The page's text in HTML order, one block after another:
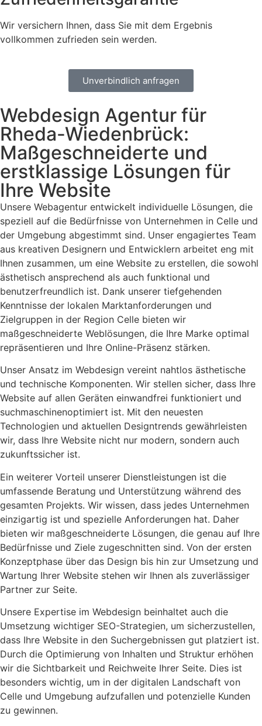
Wir versichern Ihnen, dass Sie mit dem Ergebnis
vollkommen zufrieden sein werden.
Unverbindlich anfragen
Webdesign Agentur für
Rheda-Wiedenbrück:
Maßgeschneiderte und
erstklassige Lösungen für
Ihre Website
Unsere Webagentur entwickelt individuelle Lösungen, die
speziell auf die Bedürfnisse von Unternehmen in Celle und
der Umgebung abgestimmt sind. Unser engagiertes Team
aus kreativen Designern und Entwicklern arbeitet eng mit
Ihnen zusammen, um eine Website zu erstellen, die sowohl
ästhetisch ansprechend als auch funktional und
benutzerfreundlich ist. Dank unserer tiefgehenden
Kenntnisse der lokalen Marktanforderungen und
Zielgruppen in der Region Celle bieten wir
maßgeschneiderte Weblösungen, die Ihre Marke optimal
repräsentieren und Ihre Online-Präsenz stärken.
Unser Ansatz im Webdesign vereint nahtlos ästhetische
und technische Komponenten. Wir stellen sicher, dass Ihre
Website auf allen Geräten einwandfrei funktioniert und
suchmaschinenoptimiert ist. Mit den neuesten
Technologien und aktuellen Designtrends gewährleisten
wir, dass Ihre Website nicht nur modern, sondern auch
zukunftssicher ist.
Ein weiterer Vorteil unserer Dienstleistungen ist die
umfassende Beratung und Unterstützung während des
gesamten Projekts. Wir wissen, dass jedes Unternehmen
einzigartig ist und spezielle Anforderungen hat. Daher
bieten wir maßgeschneiderte Lösungen, die genau auf Ihre
Bedürfnisse und Ziele zugeschnitten sind. Von der ersten
Konzeptphase über das Design bis hin zur Umsetzung und
Wartung Ihrer Website stehen wir Ihnen als zuverlässiger
Partner zur Seite.
Unsere Expertise im Webdesign beinhaltet auch die
Umsetzung wichtiger SEO-Strategien, um sicherzustellen,
dass Ihre Website in den Suchergebnissen gut platziert ist.
Durch die Optimierung von Inhalten und Struktur erhöhen
wir die Sichtbarkeit und Reichweite Ihrer Seite. Dies ist
besonders wichtig, um in der digitalen Landschaft von
Celle und Umgebung aufzufallen und potenzielle Kunden
zu gewinnen.